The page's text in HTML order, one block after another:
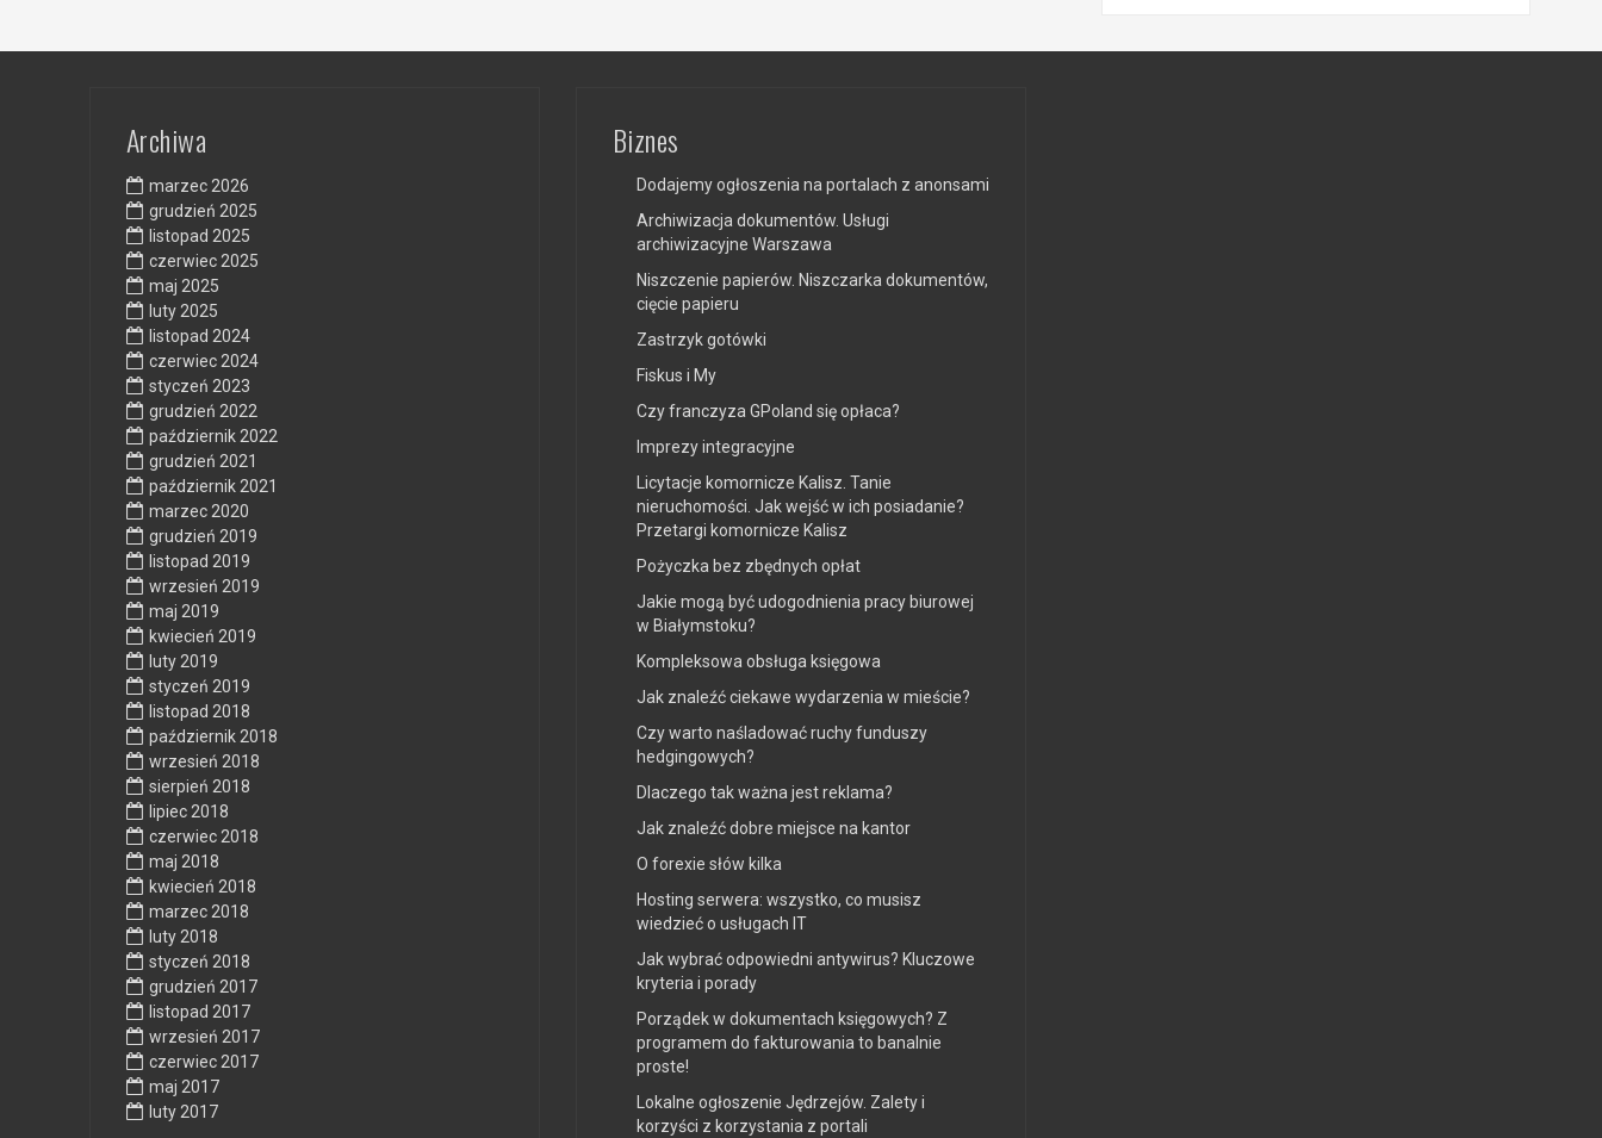
Archiwa
marzec 2026
grudzień 2025
listopad 2025
czerwiec 2025
maj 2025
luty 2025
listopad 2024
czerwiec 2024
styczeń 2023
grudzień 2022
październik 2022
grudzień 2021
październik 2021
marzec 2020
grudzień 2019
listopad 2019
wrzesień 2019
maj 2019
kwiecień 2019
luty 2019
styczeń 2019
listopad 2018
październik 2018
wrzesień 2018
sierpień 2018
lipiec 2018
czerwiec 2018
maj 2018
kwiecień 2018
marzec 2018
luty 2018
styczeń 2018
grudzień 2017
listopad 2017
wrzesień 2017
czerwiec 2017
maj 2017
luty 2017
Biznes
Dodajemy ogłoszenia na portalach z anonsami
Archiwizacja dokumentów. Usługi
archiwizacyjne Warszawa
Niszczenie papierów. Niszczarka dokumentów,
cięcie papieru
Zastrzyk gotówki
Fiskus i My
Czy franczyza GPoland się opłaca?
Imprezy integracyjne
Licytacje komornicze Kalisz. Tanie
nieruchomości. Jak wejść w ich posiadanie?
Przetargi komornicze Kalisz
Pożyczka bez zbędnych opłat
Jakie mogą być udogodnienia pracy biurowej
w Białymstoku?
Kompleksowa obsługa księgowa
Jak znaleźć ciekawe wydarzenia w mieście?
Czy warto naśladować ruchy funduszy
hedgingowych?
Dlaczego tak ważna jest reklama?
Jak znaleźć dobre miejsce na kantor
O forexie słów kilka
Hosting serwera: wszystko, co musisz
wiedzieć o usługach IT
Jak wybrać odpowiedni antywirus? Kluczowe
kryteria i porady
Porządek w dokumentach księgowych? Z
programem do fakturowania to banalnie
proste!
Lokalne ogłoszenie Jędrzejów. Zalety i
korzyści z korzystania z portali